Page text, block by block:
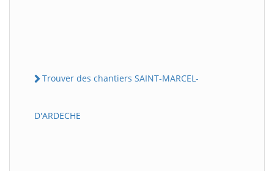
Trouver des chantiers SAINT-MARCEL-
D'ARDECHE